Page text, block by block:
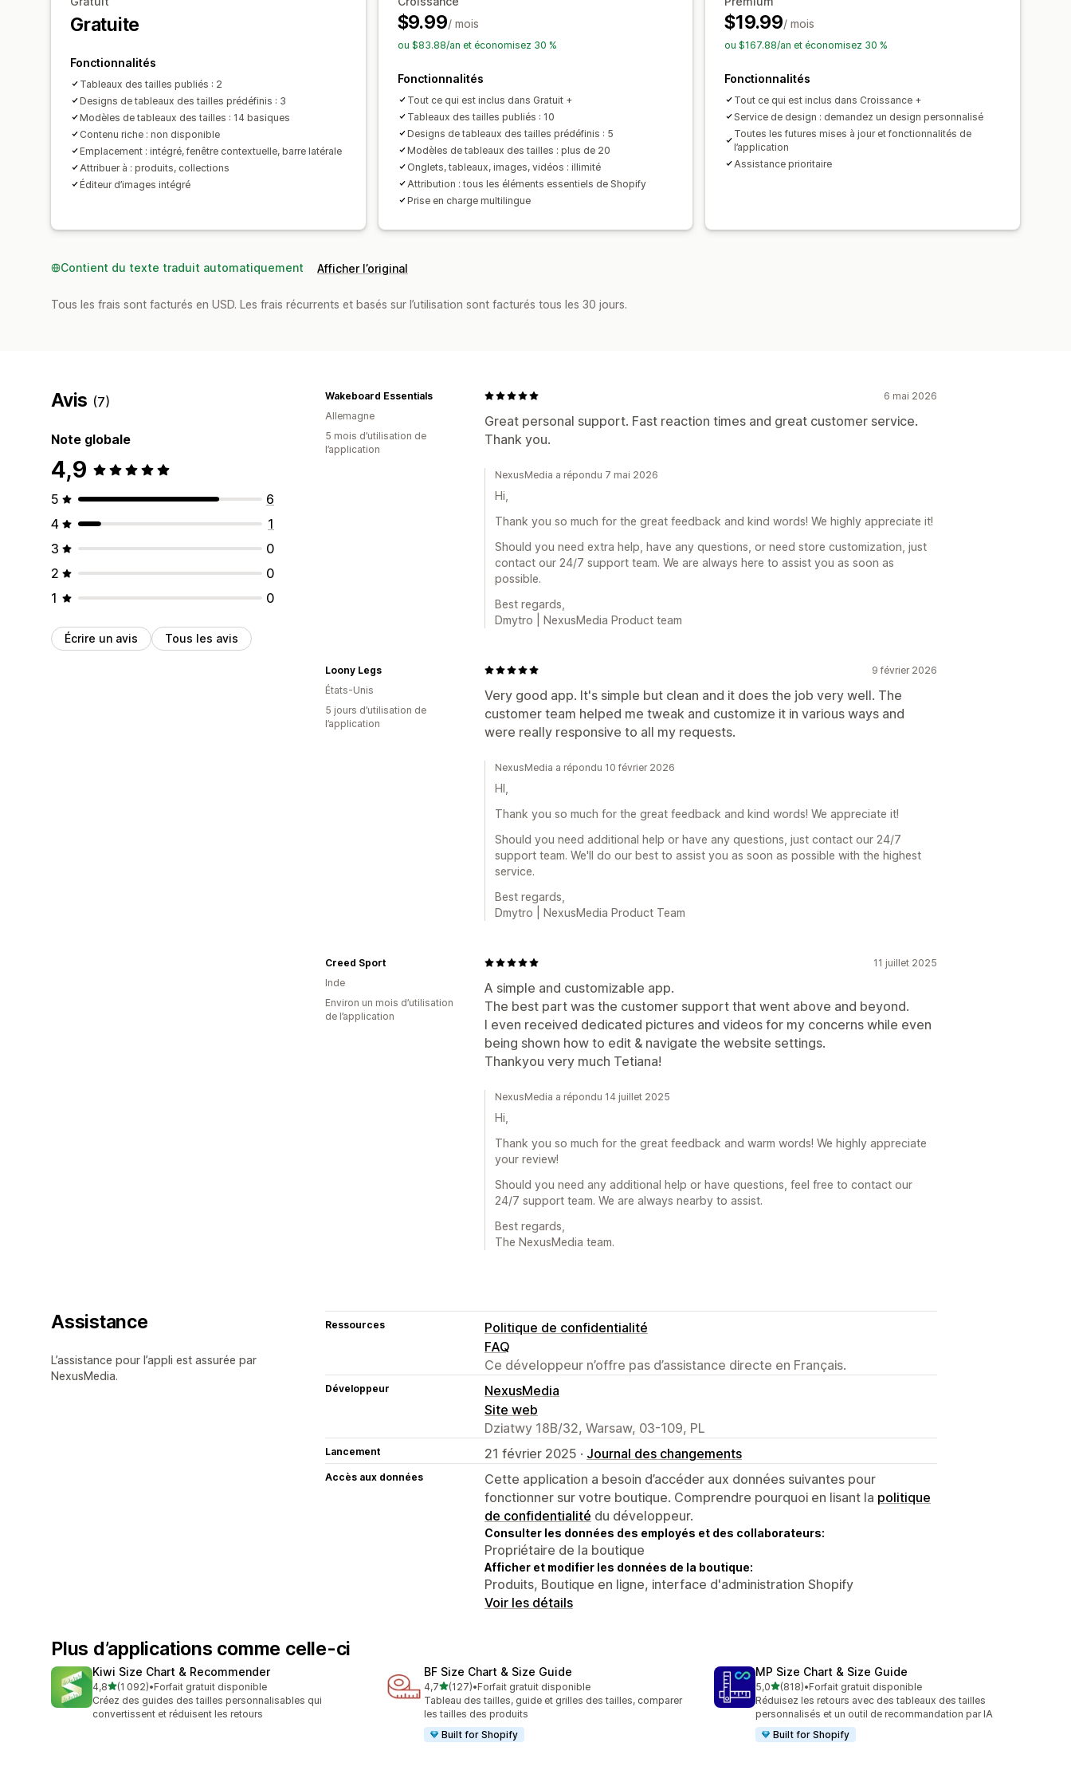
Gratuite
Fonctionnalités
Tableaux des tailles publiés : 2
Designs de tableaux des tailles prédéfinis : 3
Modèles de tableaux des tailles : 14 basiques
Contenu riche : non disponible
Emplacement : intégré, fenêtre contextuelle, barre latérale
Attribuer à : produits, collections
Éditeur d’images intégré
$9.99/ mois
ou $83.88/an et économisez 30 %
Fonctionnalités
Tout ce qui est inclus dans Gratuit +
Tableaux des tailles publiés : 10
Designs de tableaux des tailles prédéfinis : 5
Modèles de tableaux des tailles : plus de 20
Onglets, tableaux, images, vidéos : illimité
Attribution : tous les éléments essentiels de Shopify
Prise en charge multilingue
$19.99/ mois
ou $167.88/an et économisez 30 %
Fonctionnalités
Tout ce qui est inclus dans Croissance +
Service de design : demandez un design personnalisé
Toutes les futures mises à jour et fonctionnalités de
l’application
Assistance prioritaire
Contient du texte traduit automatiquement Afficher l’original
Tous les frais sont facturés en USD. Les frais récurrents et basés sur l’utilisation sont facturés tous les 30 jours.
Avis (7)
Note globale
4,9
5
6
4
1
3
0
2
0
1
0
Écrire un avis Tous les avis
6 mai 2026
Great personal support. Fast reaction times and great customer service.
Thank you.
Wakeboard Essentials
Allemagne
5 mois d’utilisation de
l’application
NexusMedia a répondu 7 mai 2026
Hi,
Thank you so much for the great feedback and kind words! We highly appreciate it!
Should you need extra help, have any questions, or need store customization, just
contact our 24/7 support team. We are always here to assist you as soon as
possible.
Best regards,
Dmytro | NexusMedia Product team
9 février 2026
Very good app. It's simple but clean and it does the job very well. The
customer team helped me tweak and customize it in various ways and
were really responsive to all my requests.
Loony Legs
États-Unis
5 jours d’utilisation de
l’application
NexusMedia a répondu 10 février 2026
HI,
Thank you so much for the great feedback and kind words! We appreciate it!
Should you need additional help or have any questions, just contact our 24/7
support team. We'll do our best to assist you as soon as possible with the highest
service.
Best regards,
Dmytro | NexusMedia Product Team
11 juillet 2025
A simple and customizable app.
The best part was the customer support that went above and beyond.
I even received dedicated pictures and videos for my concerns while even
being shown how to edit & navigate the website settings.
Thankyou very much Tetiana!
Creed Sport
Inde
Environ un mois d’utilisation
de l’application
NexusMedia a répondu 14 juillet 2025
Hi,
Thank you so much for the great feedback and warm words! We highly appreciate
your review!
Should you need any additional help or have questions, feel free to contact our
24/7 support team. We are always nearby to assist.
Best regards,
The NexusMedia team.
Assistance
L’assistance pour l’appli est assurée par
NexusMedia.
Ressources
Politique de confidentialité
FAQ
Ce développeur n’offre pas d’assistance directe en Français.
Développeur
NexusMedia
Site web
Dziatwy 18B/32, Warsaw, 03-109, PL
Lancement 21 février 2025 · Journal des changements
Accès aux données
Cette application a besoin d’accéder aux données suivantes pour
fonctionner sur votre boutique. Comprendre pourquoi en lisant la politique
de confidentialité du développeur.
Consulter les données des employés et des collaborateurs:
Propriétaire de la boutique
Afficher et modifier les données de la boutique:
Produits, Boutique en ligne, interface d'administration Shopify
Voir les détails
Plus d’applications comme celle-ci
Kiwi Size Chart & Recommender
4,8étoile(s) sur 5
(1 092)
1092 avis au total
•Forfait gratuit disponible
Créez des guides des tailles personnalisables qui
convertissent et réduisent les retours
BF Size Chart & Size Guide
4,7étoile(s) sur 5
(127)
127 avis au total
•Forfait gratuit disponible
Tableau des tailles, guide et grilles des tailles, comparer
les tailles des produits
Built for Shopify
MP Size Chart & Size Guide
5,0étoile(s) sur 5
(818)
818 avis au total
•Forfait gratuit disponible
Réduisez les retours avec des tableaux des tailles
personnalisés et un outil de recommandation par IA
Built for Shopify